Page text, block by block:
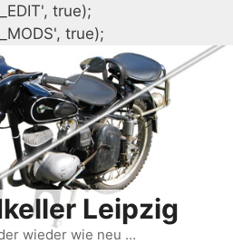
true);
true);
Inhalt
springen
Leipzig
wieder wie neu …